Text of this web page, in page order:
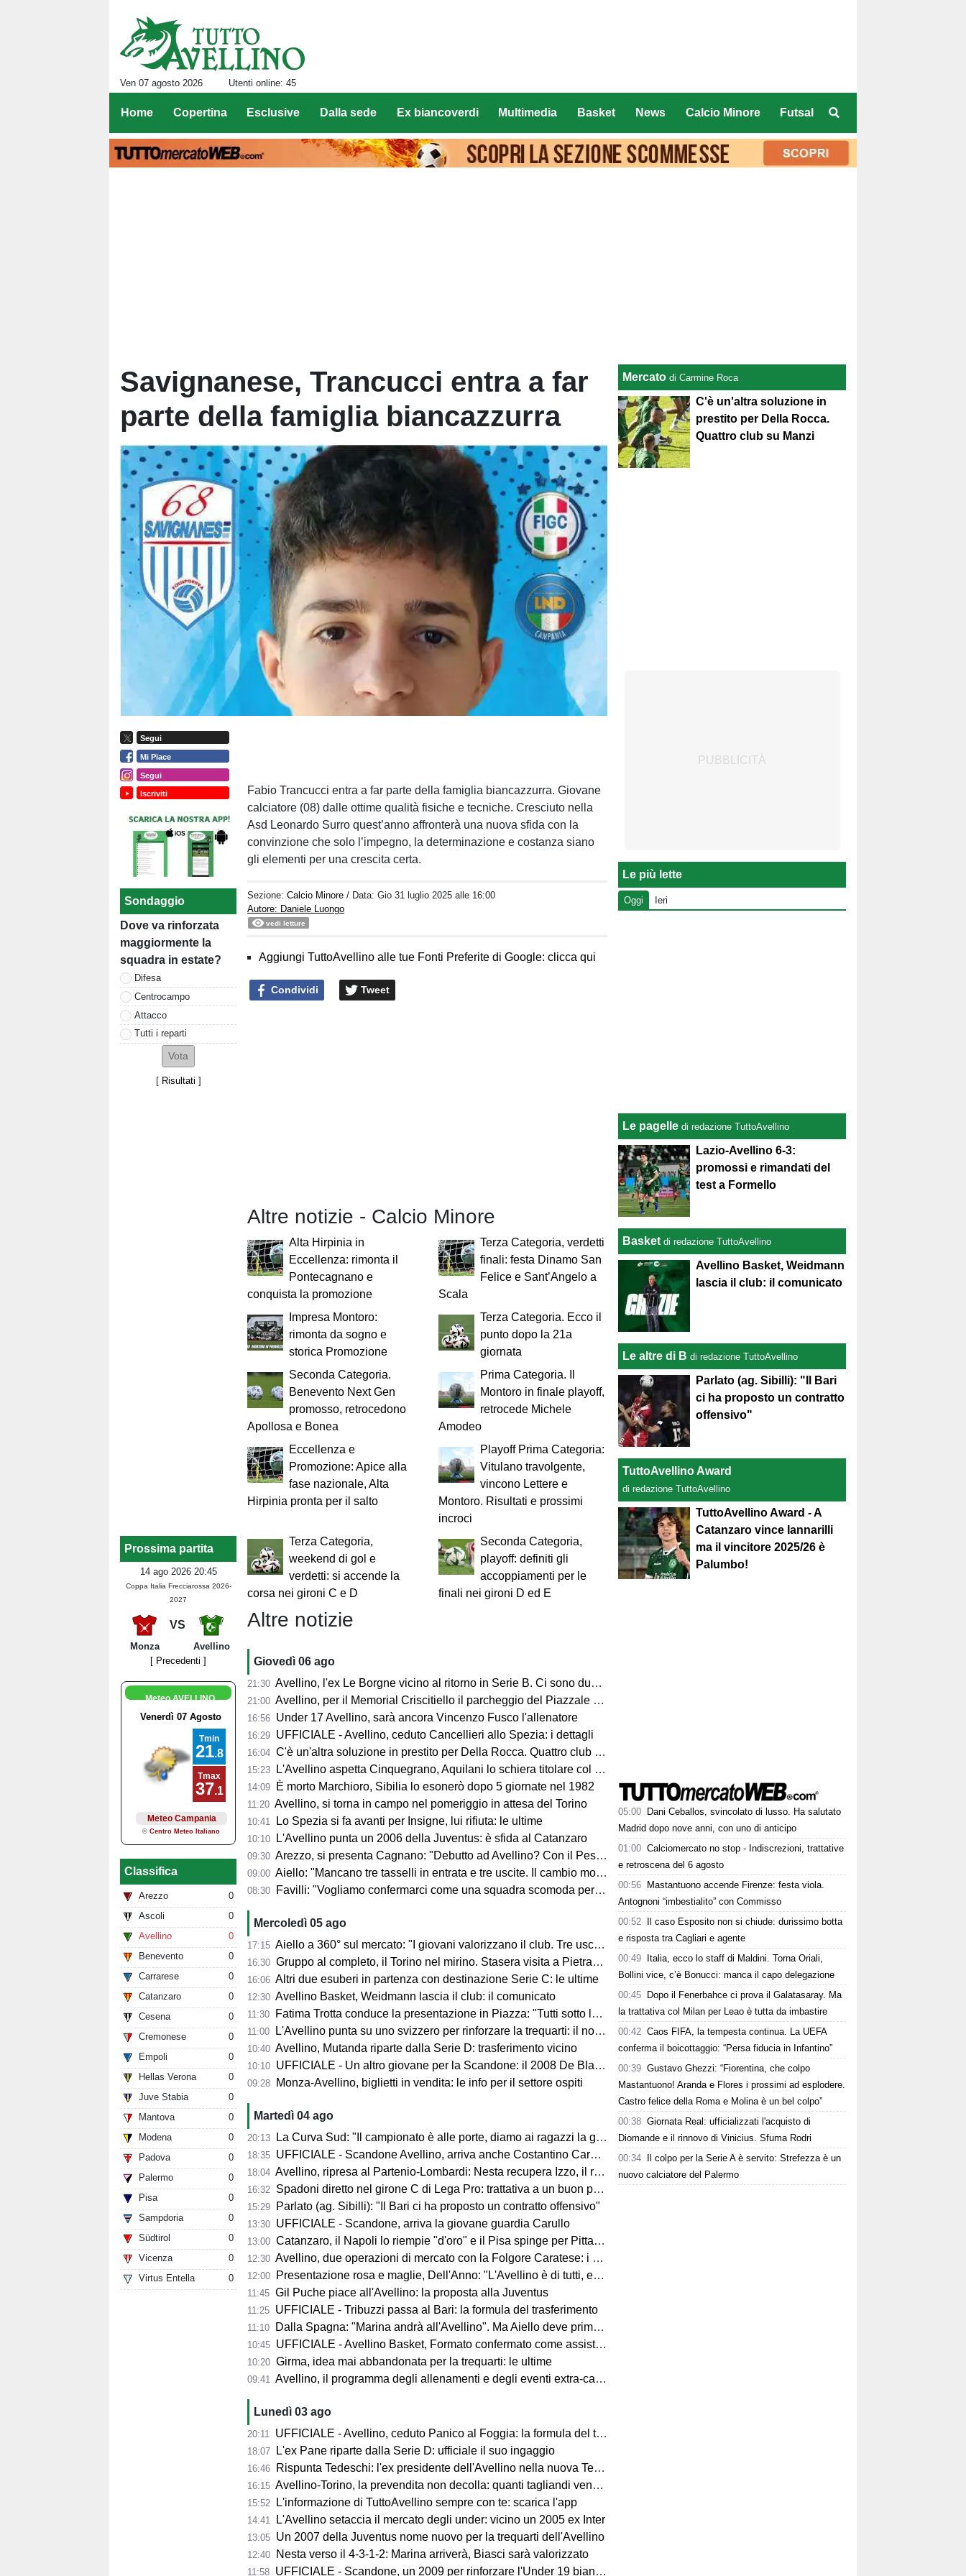
Ven 07 agosto 2026 Utenti online: 45
Home Copertina Esclusive Dalla sede Ex biancoverdi Multimedia Basket News Calcio Minore Futsal
Savignanese, Trancucci entra a far
parte della famiglia biancazzurra
Segui
Mi Piace
Segui
Iscriviti
Sondaggio
Dove va rinforzata
maggiormente la
squadra in estate?
Difesa
Centrocampo
Attacco
Tutti i reparti
[ Risultati ]
Prossima partita
14 ago 2026 20:45
Coppa Italia Frecciarossa 2026-
2027
VS
Monza
Avellino
[ Precedenti ]
Meteo AVELLINO
Classifica
Arezzo
0
Ascoli
0
Avellino
0
Benevento
0
Carrarese
0
Catanzaro
0
Cesena
0
Cremonese
0
Empoli
0
Hellas Verona
0
Juve Stabia
0
Mantova
0
Modena
0
Padova
0
Palermo
0
Pisa
0
Sampdoria
0
Südtirol
0
Vicenza
0
Virtus Entella
0
Fabio Trancucci entra a far parte della famiglia biancazzurra. Giovane
calciatore (08) dalle ottime qualità fisiche e tecniche. Cresciuto nella
Asd Leonardo Surro quest’anno affronterà una nuova sfida con la
convinzione che solo l’impegno, la determinazione e costanza siano
gli elementi per una crescita certa.
Sezione:Calcio Minore / Data:Gio 31 luglio 2025 alle 16:00
Autore: Daniele Luongo
vedi letture
Aggiungi TuttoAvellino alle tue Fonti Preferite di Google: clicca qui
Condividi Tweet
Altre notizie - Calcio Minore
Alta Hirpinia in
Eccellenza: rimonta il
Pontecagnano e
conquista la promozione
Terza Categoria, verdetti
finali: festa Dinamo San
Felice e Sant’Angelo a
Scala
Impresa Montoro:
rimonta da sogno e
storica Promozione
Terza Categoria. Ecco il
punto dopo la 21a
giornata
Seconda Categoria.
Benevento Next Gen
promosso, retrocedono
Apollosa e Bonea
Prima Categoria. Il
Montoro in finale playoff,
retrocede Michele
Amodeo
Eccellenza e
Promozione: Apice alla
fase nazionale, Alta
Hirpinia pronta per il salto
Playoff Prima Categoria:
Vitulano travolgente,
vincono Lettere e
Montoro. Risultati e prossimi
incroci
Terza Categoria,
weekend di gol e
verdetti: si accende la
corsa nei gironi C e D
Seconda Categoria,
playoff: definiti gli
accoppiamenti per le
finali nei gironi D ed E
Altre notizie
Giovedì 06 ago
21:30 Avellino, l'ex Le Borgne vicino al ritorno in Serie B. Ci sono due club sul francese
21:00 Avellino, per il Memorial Criscitiello il parcheggio del Piazzale degli Irpini è occupato. I tifosi possono parcheggiare al Campo Genova
16:56 Under 17 Avellino, sarà ancora Vincenzo Fusco l'allenatore
16:29 UFFICIALE - Avellino, ceduto Cancellieri allo Spezia: i dettagli
16:04 C'è un'altra soluzione in prestito per Della Rocca. Quattro club su Manzi
15:23 L'Avellino aspetta Cinquegrano, Aquilani lo schiera titolare col Sassuolo
14:09 È morto Marchioro, Sibilia lo esonerò dopo 5 giornate nel 1982
11:20 Avellino, si torna in campo nel pomeriggio in attesa del Torino
10:41 Lo Spezia si fa avanti per Insigne, lui rifiuta: le ultime
10:10 L'Avellino punta un 2006 della Juventus: è sfida al Catanzaro
09:30 Arezzo, si presenta Cagnano: "Debutto ad Avellino? Con il Pescara andò bene. Gol dell'ex? Ho rispetto per la piazza e i compagni, non esulterei"
09:00 Aiello: "Mancano tre tasselli in entrata e tre uscite. Il cambio modulo? Una squadra camaleontica non dà punti di riferimento". Sull'esterno e il trequartista...
08:30 Favilli: "Vogliamo confermarci come una squadra scomoda per tutti. La concorrenza ben venga. Io mi sento bene"
Mercoledì 05 ago
17:15 Aiello a 360° sul mercato: "I giovani valorizzano il club. Tre uscite ancora da fare". Sul modulo, la difesa, Licina e Marina...
16:30 Gruppo al completo, il Torino nel mirino. Stasera visita a Pietrastornina
16:06 Altri due esuberi in partenza con destinazione Serie C: le ultime
12:30 Avellino Basket, Weidmann lascia il club: il comunicato
11:30 Fatima Trotta conduce la presentazione in Piazza: "Tutti sotto lo stesso cielo"
11:00 L'Avellino punta su uno svizzero per rinforzare la trequarti: il nome
10:40 Avellino, Mutanda riparte dalla Serie D: trasferimento vicino
10:10 UFFICIALE - Un altro giovane per la Scandone: il 2008 De Blasio
09:28 Monza-Avellino, biglietti in vendita: le info per il settore ospiti
Martedì 04 ago
20:13 La Curva Sud: "Il campionato è alle porte, diamo ai ragazzi la giusta carica"
18:35 UFFICIALE - Scandone Avellino, arriva anche Costantino Carullo
18:04 Avellino, ripresa al Partenio-Lombardi: Nesta recupera Izzo, il report
16:32 Spadoni diretto nel girone C di Lega Pro: trattativa a un buon punto
15:29 Parlato (ag. Sibilli): "Il Bari ci ha proposto un contratto offensivo"
13:30 UFFICIALE - Scandone, arriva la giovane guardia Carullo
13:00 Catanzaro, il Napoli lo riempie "d'oro" e il Pisa spinge per Pittarello
12:30 Avellino, due operazioni di mercato con la Folgore Caratese: i nomi
12:00 Presentazione rosa e maglie, Dell'Anno: "L'Avellino è di tutti, ecco cosa faremo"
11:45 Gil Puche piace all'Avellino: la proposta alla Juventus
11:25 UFFICIALE - Tribuzzi passa al Bari: la formula del trasferimento
11:10 Dalla Spagna: "Marina andrà all'Avellino". Ma Aiello deve prima cedere
10:45 UFFICIALE - Avellino Basket, Formato confermato come assistant coach
10:20 Girma, idea mai abbandonata per la trequarti: le ultime
09:41 Avellino, il programma degli allenamenti e degli eventi extra-campo
Lunedì 03 ago
20:11 UFFICIALE - Avellino, ceduto Panico al Foggia: la formula del trasferimento
18:07 L'ex Pane riparte dalla Serie D: ufficiale il suo ingaggio
16:46 Rispunta Tedeschi: l'ex presidente dell'Avellino nella nuova Ternana
16:15 Avellino-Torino, la prevendita non decolla: quanti tagliandi venduti
15:52 L'informazione di TuttoAvellino sempre con te: scarica l'app
14:41 L'Avellino setaccia il mercato degli under: vicino un 2005 ex Inter
13:05 Un 2007 della Juventus nome nuovo per la trequarti dell'Avellino
12:40 Nesta verso il 4-3-1-2: Marina arriverà, Biasci sarà valorizzato
11:58 UFFICIALE - Scandone, un 2009 per rinforzare l'Under 19 biancoverde
Mercato di Carmine Roca
C'è un'altra soluzione in
prestito per Della Rocca.
Quattro club su Manzi
Le più lette
Oggi Ieri
Le pagelle di redazione TuttoAvellino
Lazio-Avellino 6-3:
promossi e rimandati del
test a Formello
Basket di redazione TuttoAvellino
Avellino Basket, Weidmann
lascia il club: il comunicato
Le altre di B di redazione TuttoAvellino
Parlato (ag. Sibilli): "Il Bari
ci ha proposto un contratto
offensivo"
TuttoAvellino Award
di redazione TuttoAvellino
TuttoAvellino Award - A
Catanzaro vince Iannarilli
ma il vincitore 2025/26 è
Palumbo!
05:00
Dani Ceballos, svincolato di lusso. Ha salutato
Madrid dopo nove anni, con uno di anticipo
01:00 Calciomercato no stop - Indiscrezioni, trattative
e retroscena del 6 agosto
00:56
Mastantuono accende Firenze: festa viola.
Antognoni “imbestialito” con Commisso
00:52
Il caso Esposito non si chiude: durissimo botta
e risposta tra Cagliari e agente
00:49
Italia, ecco lo staff di Maldini. Torna Oriali,
Bollini vice, c’è Bonucci: manca il capo delegazione
00:45
Dopo il Fenerbahce ci prova il Galatasaray. Ma
la trattativa col Milan per Leao è tutta da imbastire
00:42 Caos FIFA, la tempesta continua. La UEFA
conferma il boicottaggio: “Persa fiducia in Infantino”
00:39 Gustavo Ghezzi: “Fiorentina, che colpo
Mastantuono! Aranda e Flores i prossimi ad esplodere.
Castro felice della Roma e Molina è un bel colpo”
00:38 Giornata Real: ufficializzati l'acquisto di
Diomande e il rinnovo di Vinicius. Sfuma Rodri
00:34
Il colpo per la Serie A è servito: Strefezza è un
nuovo calciatore del Palermo